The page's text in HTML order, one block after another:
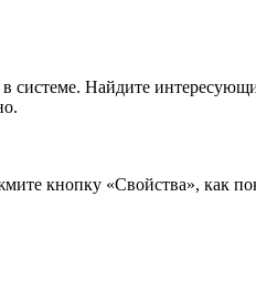
Найдите
кнопку «Свойства», как